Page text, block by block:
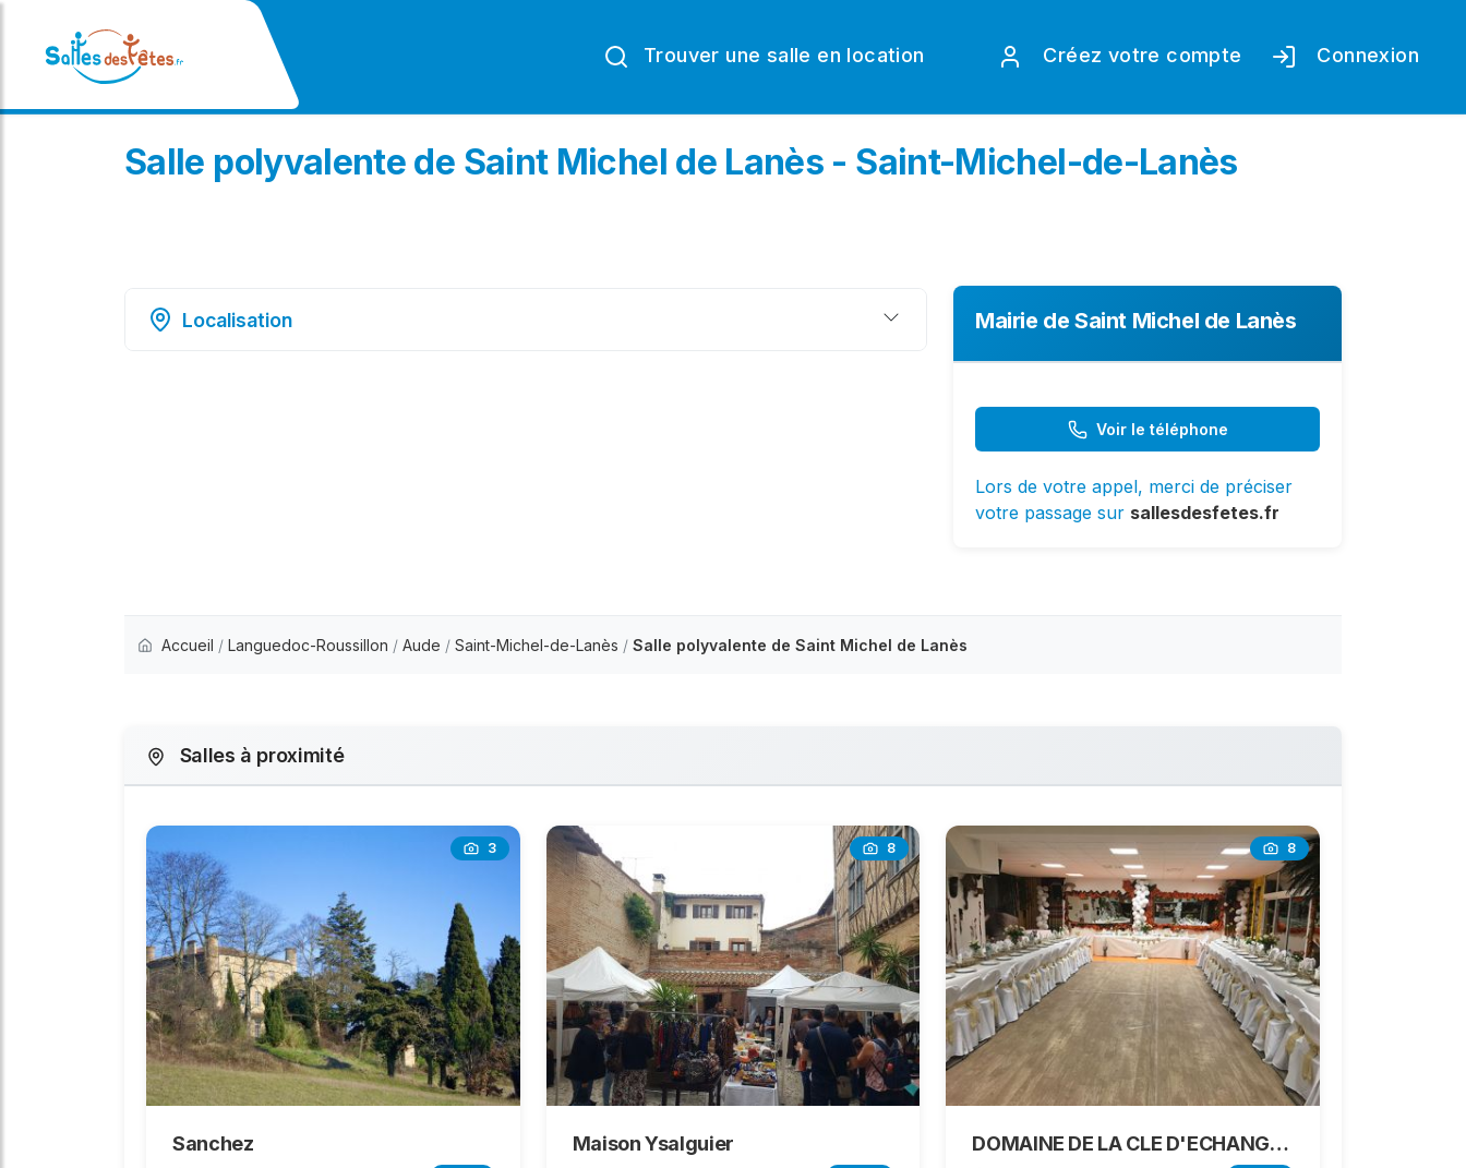
Trouver une salle en location Créez votre compte Connexion
Salle polyvalente de Saint Michel de Lanès - Saint-Michel-de-Lanès
Localisation Mairie de Saint Michel de Lanès
Voir le téléphone
Lors de votre appel, merci de préciser
votre passage sur sallesdesfetes.fr
Accueil / Languedoc-Roussillon / Aude / Saint-Michel-de-Lanès / Salle polyvalente de Saint Michel de Lanès
Salles à proximité
3
Sanchez
8
Maison Ysalguier
8
DOMAINE DE LA CLE D'ECHANGES